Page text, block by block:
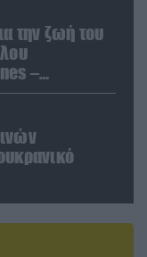
την ζωή του
–
του!